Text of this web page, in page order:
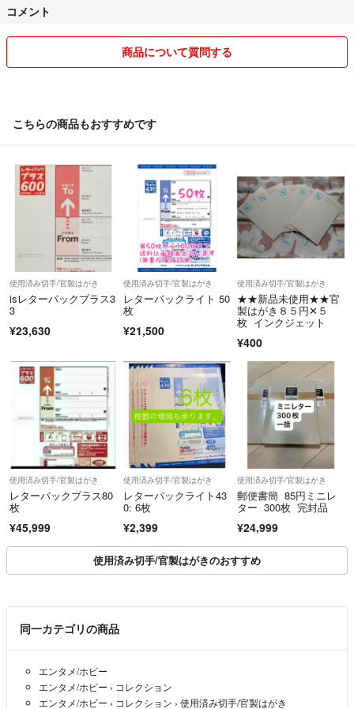
ワ等ご容赦ください。
自宅保管の為、完璧を求める方や神経質な方のご購入はご遠慮下さい。
発送は基本的に圧縮し、簡易包装でかんたんラクマパック（日本郵便）
郵送事故等には対応できません。配送中の破損等トラブルは、責任をお
いかねます。
万が一何かあっても保証されませんので不安な方はプラス料金を頂いて
ゆうパックで発送致しますのでコメント下さい。
中々売れない場合は、処分を検討していたりしますので、
突然取り下げする場合があります。
商品の発送は、2～3日頂くことがございます。土日祝日は、郵便局が
即購入OKです。
即購入OKでは、ございますが、購入後のお取り引き中、一度もコメン
ト無い方とのお取引は、少し不安がございます！購入後は、コメント頂
けますと安心致します。
コメントがあっても、購入される方を優先させて頂きます。
ハンドメイド の作品も出品しております。
縫い目の曲がり・二度縫い・合わせ部分のずれ・生地の歪み等
ご理解頂ける方のみご購入ください。
完璧をお求めの方・
素人作品ですので、細かい所が気になる方はご遠慮下さい。
〜☆ハンドメイド品まとめ値引き☆〜
2点→合計金額から50円引き
3点→合計金額から80円引き
※複数枚ご購入又は、質問等ございましたらコメントにてお知らせ下さ
い。
コメント
商品について質問する
こちらの商品もおすすめです
使用済み切手/官製はがき
isレターパックプラス3
3
¥23,630
使用済み切手/官製はがき
レターパックライト 50
枚
¥21,500
使用済み切手/官製はがき
★★新品未使用★★官
製はがき８５円✕５
枚 インクジェット
¥400
使用済み切手/官製はがき
レターパックプラス80
枚
¥45,999
使用済み切手/官製はがき
レターパックライト43
0: 6枚
¥2,399
使用済み切手/官製はがき
郵便書簡 85円ミニレ
ター 300枚 完封品
¥24,999
使用済み切手/官製はがきのおすすめ
同一カテゴリの商品
エンタメ/ホビー
エンタメ/ホビー › コレクション
エンタメ/ホビー › コレクション › 使用済み切手/官製はがき